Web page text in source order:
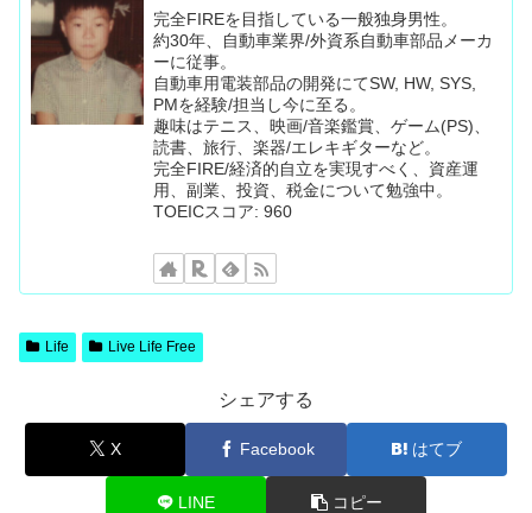
完全FIREを目指している一般独身男性。
約30年、自動車業界/外資系自動車部品メーカ
ーに従事。
自動車用電装部品の開発にてSW, HW, SYS,
PMを経験/担当し今に至る。
趣味はテニス、映画/音楽鑑賞、ゲーム(PS)、
読書、旅行、楽器/エレキギターなど。
完全FIRE/経済的自立を実現すべく、資産運
用、副業、投資、税金について勉強中。
TOEICスコア: 960
Life Live Life Free
シェアする
X Facebook はてブ
LINE コピー